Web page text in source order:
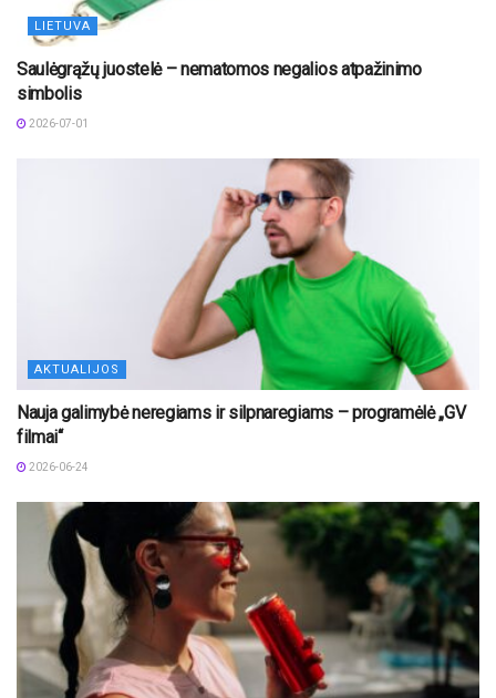
LIETUVA
Saulėgrąžų juostelė – nematomos negalios atpažinimo
simbolis
2026-07-01
AKTUALIJOS
Nauja galimybė neregiams ir silpnaregiams – programėlė „GV
filmai“
2026-06-24